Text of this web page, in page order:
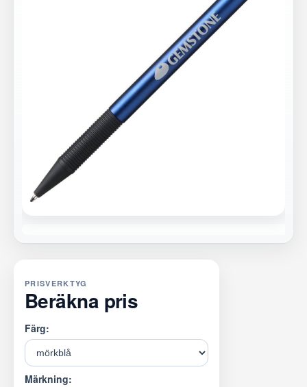
PRISVERKTYG
Beräkna pris
Färg:
Märkning: